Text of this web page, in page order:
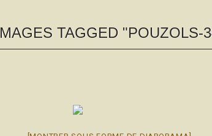
MAGES TAGGED "POUZOLS-